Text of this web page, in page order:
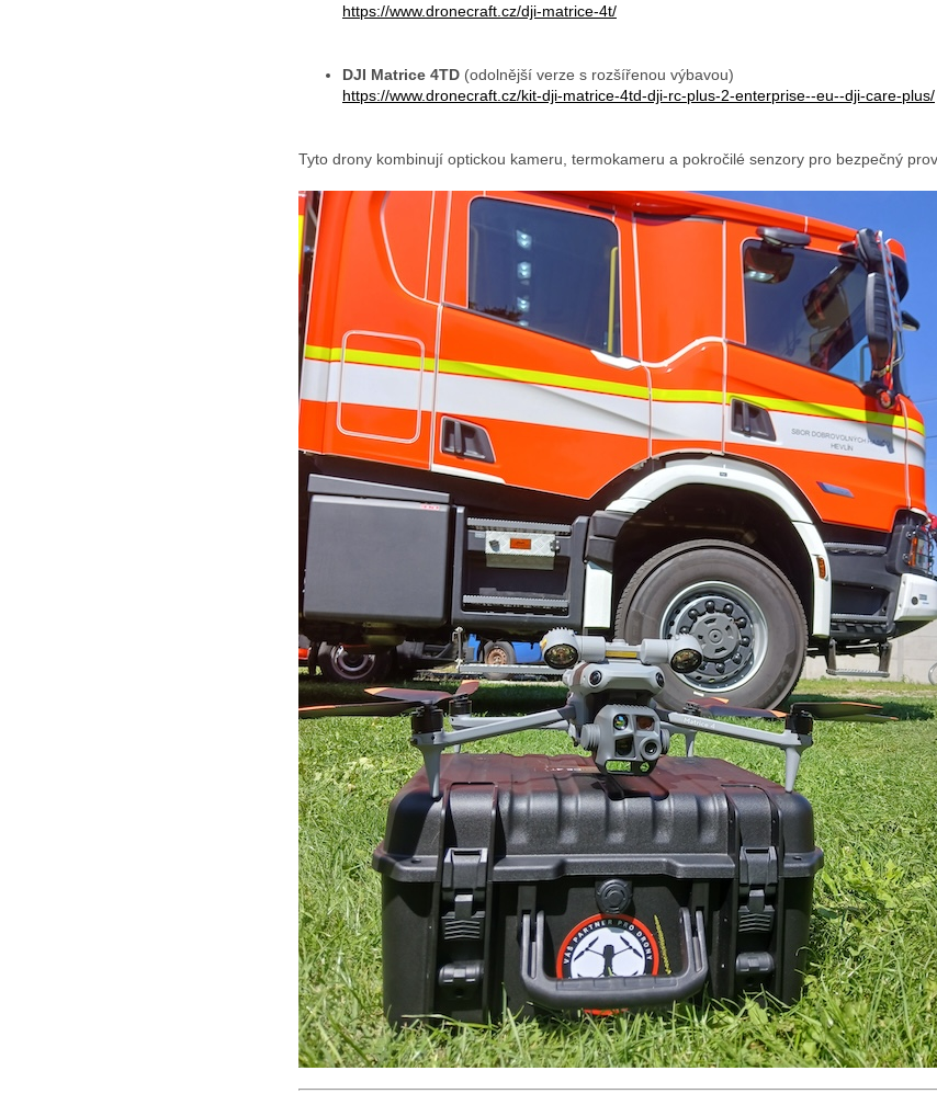
https://www.dronecraft.cz/dji-matrice-4t/
DJI Matrice 4TD (odolnější verze s rozšířenou výbavou)
https://www.dronecraft.cz/kit-dji-matrice-4td-dji-rc-plus-2-enterprise--eu--dji-care-plus/
Tyto drony kombinují optickou kameru, termokameru a pokročilé senzory pro bezpečný